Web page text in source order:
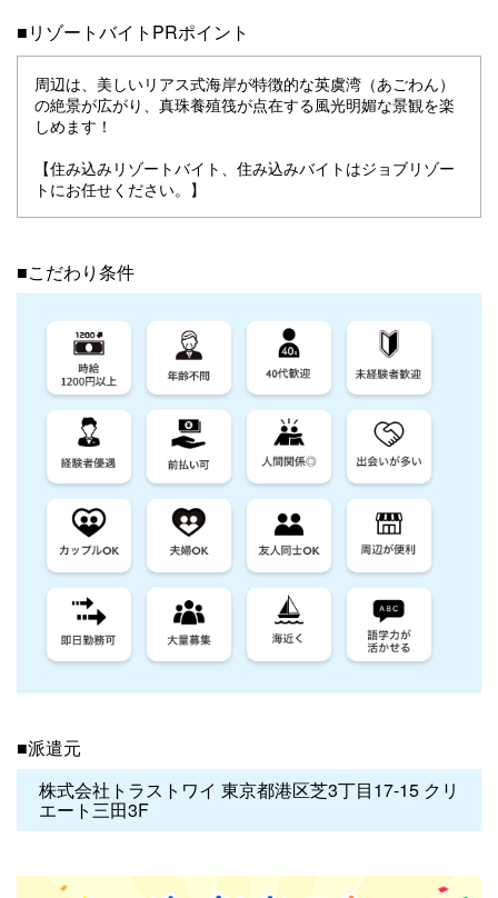
■リゾートバイトPRポイント
周辺は、美しいリアス式海岸が特徴的な英虞湾（あごわん）
の絶景が広がり、真珠養殖筏が点在する風光明媚な景観を楽
しめます！
【住み込みリゾートバイト、住み込みバイトはジョブリゾー
トにお任せください。】
■こだわり条件
■派遣元
株式会社トラストワイ 東京都港区芝3丁目17-15 クリ
エート三田3F